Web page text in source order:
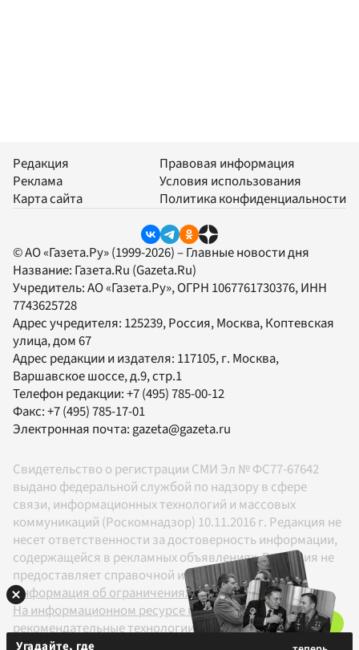
Редакция
Реклама
Карта сайта
Правовая информация
Условия использования
Политика конфиденциальности
© АО «Газета.Ру» (1999-2026) – Главные новости дня
Название: Газета.Ru (Gazeta.Ru)
Учредитель:АО «Газета.Ру», ОГРН 1067761730376, ИНН
7743625728
Адрес учредителя: 125239, Россия, Москва, Коптевская
улица, дом 67
Адрес редакции и издателя: 117105, г. Москва,
Варшавское шоссе, д.9, стр.1
Телефон редакции:+7 (495) 785-00-12
Факс:+7 (495) 785-17-01
Электронная почта: gazeta@gazeta.ru
Свидетельство о регистрации СМИ Эл № ФС77-67642
выдано федеральной службой по надзору в сфере
связи, информационных технологий и массовых
коммуникаций (Роскомнадзор) 10.11.2016 г. Редакция не
несет ответственности за достоверность информации,
содержащейся в рекламных объявлениях. Редакция не
предоставляет справочной информации.
Информация об ограничениях
На информационном ресурсе применяются
рекомендательные технологии в соответствии с
Угадайте, где